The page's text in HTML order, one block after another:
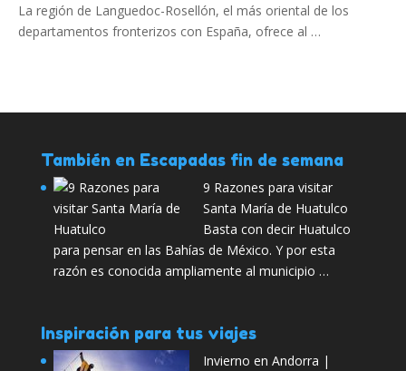
La región de Languedoc-Rosellón, el más oriental de los
departamentos fronterizos con España, ofrece al …
También en Escapadas fin de semana
9 Razones para visitar
Santa María de Huatulco
Basta con decir Huatulco
para pensar en las Bahías de México. Y por esta
razón es conocida ampliamente al municipio …
Inspiración para tus viajes
Invierno en Andorra |